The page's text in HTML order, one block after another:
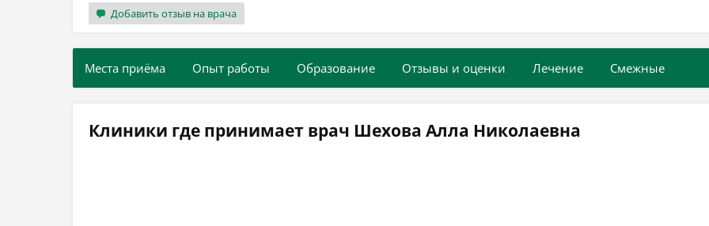
Добавить отзыв на врача
Места приёма Опыт работы Образование Отзывы и оценки Лечение Смежные
Клиники где принимает врач Шехова Алла Николаевна